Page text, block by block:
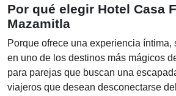
Por qué elegir Hotel Casa
Mazamitla
Porque ofrece una experiencia íntima,
en uno de los destinos más mágicos
para parejas que buscan una
viajeros que desean desconectarse